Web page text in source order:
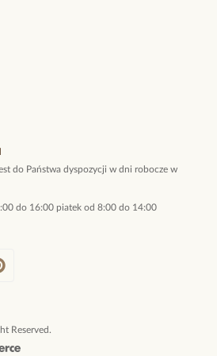
do Państwa dyspozycji w dni robocze w
do 16:00 piatek od 8:00 do 14:00
Reserved.